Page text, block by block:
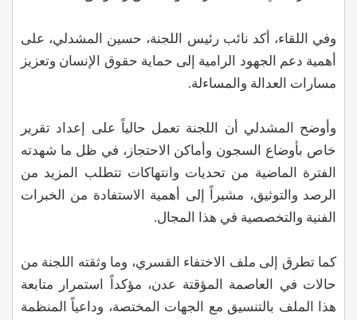
وفي اللقاء، أكد نائب رئيس اللجنة، حسين المشدلي، على
أهمية دعم الجهود الرامية إلى حماية حقوق الإنسان وتعزيز
مسارات العدالة والمساءلة.
وأوضح المشدلي أن اللجنة تعمل حالياً على إعداد تقرير
خاص بأوضاع السجون وأماكن الاحتجاز، في ظل ما شهدته
الفترة الماضية من تحديات وانتهاكات تتطلب المزيد من
الرصد والتوثيق، مشيراً إلى أهمية الاستفادة من الخبرات
الفنية والتخصصية في هذا المجال.
كما تطرق إلى ملف الاختفاء القسري، وما وثقته اللجنة من
حالات في العاصمة المؤقتة عدن، مؤكداً استمرار متابعة
هذا الملف بالتنسيق مع الجهات المختصة، وداعياً المنظمة